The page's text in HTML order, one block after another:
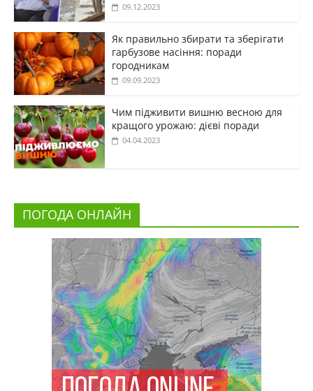
09.12.2023
Як правильно збирати та зберігати
гарбузове насіння: поради
городникам
09.09.2023
Чим підживити вишню весною для
кращого урожаю: дієві поради
04.04.2023
ПОГОДА ОНЛАЙН